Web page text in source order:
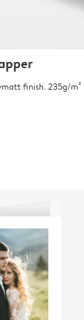
finish. 235g/m²